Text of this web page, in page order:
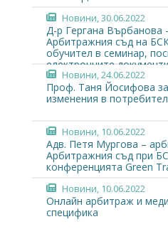
Новини, 30.06.2022
Д-р Гергана Върбанова
Арбитражния съд на
обучител в семинар,
електронните документи
Новини, 24.06.2022
Проф. Таня Йосифова
изменения в
Новини, 10.06.2022
Адв. Петя Мургова –
Арбитражния съд при
конференцията Green
Новини, 10.06.2022
Онлайн арбитраж и
специфика